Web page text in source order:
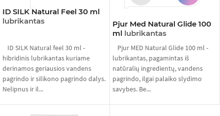
ID SILK Natural Feel 30 ml
lubrikantas
ID SILK Natural feel 30 ml -
hibridinis lubrikantas kuriame
derinamos geriausios vandens
pagrindo ir silikono pagrindo dalys.
Nelipnus ir il...
Pjur Med Natural Glide 100
ml lubrikantas
Pjur MED Natural Glide 100 ml -
lubrikantas, pagamintas iš
natūralių ingredientų, vandens
pagrindo, ilgai palaiko slydimo
savybes. Be...